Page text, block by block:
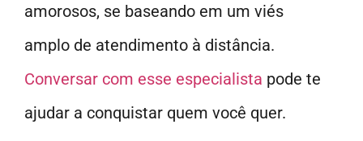
amorosos, se baseando em um viés
amplo de atendimento à distância.
Conversar com esse especialista pode te
ajudar a conquistar quem você quer.